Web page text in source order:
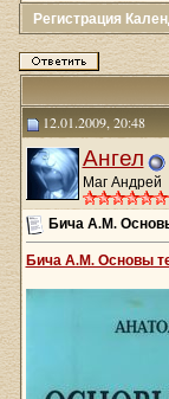
Регистрация
12.01.2009, 20:48
Ангел
Маг Андрей
Бича А.М.
Бича А.М. Основы